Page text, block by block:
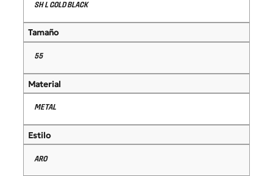
SH L GOLD BLACK
Tamaño
55
Material
METAL
Estilo
ARO